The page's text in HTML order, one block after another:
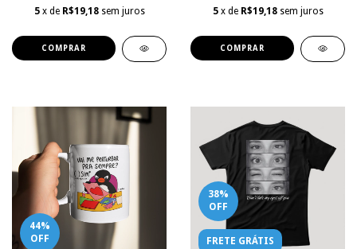
5 x de R$19,18 sem juros
COMPRAR
5 x de R$19,18 sem juros
COMPRAR
44%
OFF
38%
OFF
FRETE GRÁTIS